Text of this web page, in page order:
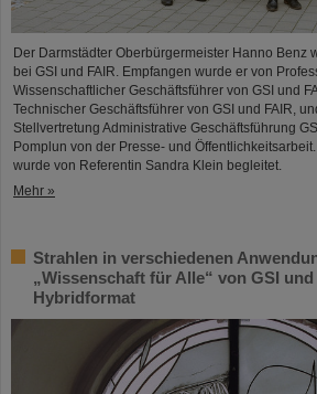
Der Darmstädter Oberbürgermeister Hanno Benz
bei GSI und FAIR. Empfangen wurde er von
Wissenschaftlicher Geschäftsführer von GSI und
Technischer Geschäftsführer von GSI und FAIR,
Stellvertretung Administrative Geschäftsführung
Pomplun von der Presse- und
wurde von Referentin Sandra Klein begleitet.
Mehr »
Strahlen in verschiedenen
„Wissenschaft für Alle“ von GSI
Hybridformat